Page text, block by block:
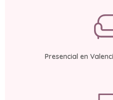
Presencial en